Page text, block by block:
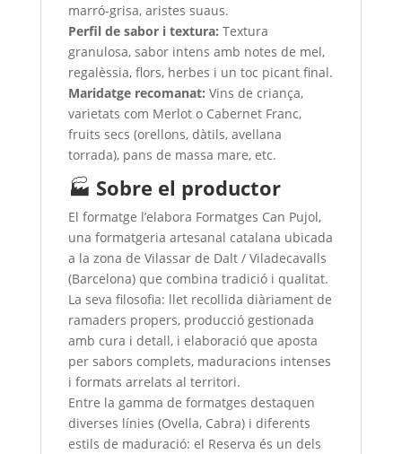
marró-grisa, aristes suaus.
Perfil de sabor i textura: Textura
granulosa, sabor intens amb notes de mel,
regalèssia, flors, herbes i un toc picant final.
Maridatge recomanat: Vins de criança,
varietats com Merlot o Cabernet Franc,
fruits secs (orellons, dàtils, avellana
torrada), pans de massa mare, etc.
🏭 Sobre el productor
El formatge l’elabora Formatges Can Pujol,
una formatgeria artesanal catalana ubicada
a la zona de Vilassar de Dalt / Viladecavalls
(Barcelona) que combina tradició i qualitat.
La seva filosofia: llet recollida diàriament de
ramaders propers, producció gestionada
amb cura i detall, i elaboració que aposta
per sabors complets, maduracions intenses
i formats arrelats al territori.
Entre la gamma de formatges destaquen
diverses línies (Ovella, Cabra) i diferents
estils de maduració: el Reserva és un dels